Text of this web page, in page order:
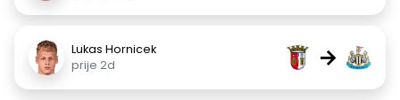
Lukas Hornicek
prije 2d
→